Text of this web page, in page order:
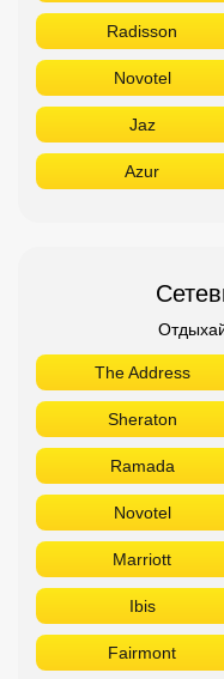
Radisson
Novotel
Jaz
Azur
The Address
Sheraton
Ramada
Novotel
Marriott
Ibis
Fairmont